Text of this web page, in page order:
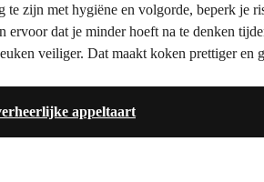
zijn met hygiëne en volgorde, beperk je
ervoor dat je minder hoeft na te denken
veiliger. Dat maakt koken prettiger en
appeltaart